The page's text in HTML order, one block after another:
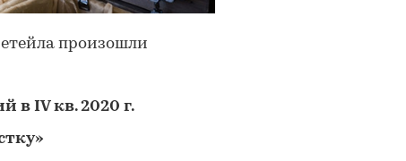
произошли
в IV кв. 2020 г.